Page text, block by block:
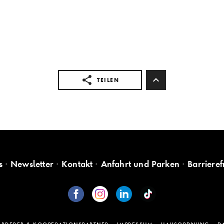
TEILEN
Newsletter Kontakt Anfahrt und Parken